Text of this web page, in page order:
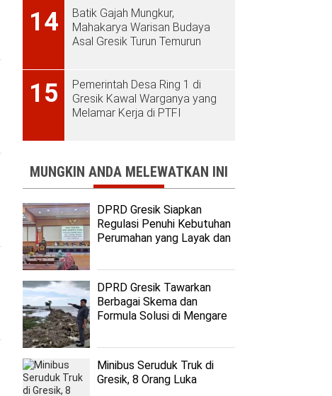
14
Batik Gajah Mungkur,
Mahakarya Warisan Budaya
Asal Gresik Turun Temurun
15
Pemerintah Desa Ring 1 di
Gresik Kawal Warganya yang
Melamar Kerja di PTFI
MUNGKIN ANDA MELEWATKAN INI
DPRD Gresik Siapkan
Regulasi Penuhi Kebutuhan
Perumahan yang Layak dan
DPRD Gresik Tawarkan
Berbagai Skema dan
Formula Solusi di Mengare
Minibus Seruduk Truk di
Gresik, 8 Orang Luka